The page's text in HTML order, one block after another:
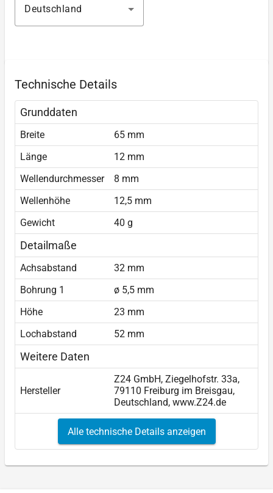
Deutschland
Technische Details
Grunddaten
Breite
65 mm
Länge
12 mm
Wellendurchmesser
8 mm
Wellenhöhe
12,5 mm
Gewicht
40 g
Detailmaße
Achsabstand
32 mm
Bohrung 1
ø 5,5 mm
Höhe
23 mm
Lochabstand
52 mm
Weitere Daten
Hersteller
Z24 GmbH, Ziegelhofstr. 33a,
79110 Freiburg im Breisgau,
Deutschland, www.Z24.de
Alle technische Details anzeigen